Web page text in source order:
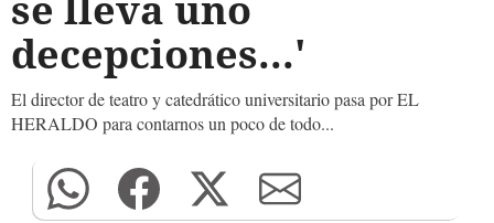
decepciones...'
El director de teatro y catedrático universitario pasa por EL
HERALDO para contarnos un poco de todo...